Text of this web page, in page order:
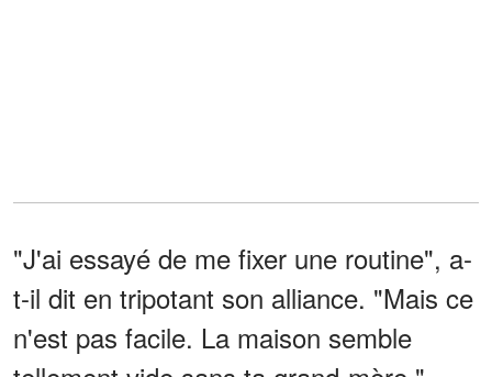
"J'ai essayé de me fixer une routine", a-
t-il dit en tripotant son alliance. "Mais ce
n'est pas facile. La maison semble